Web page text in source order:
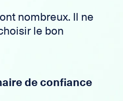
nombreux. Il ne
le bon
de confiance